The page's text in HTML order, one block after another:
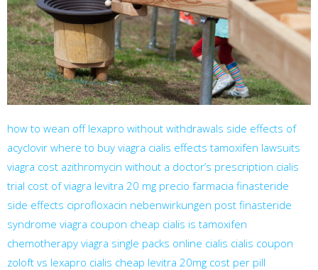
how to wean off lexapro without withdrawals side effects of
acyclovir where to buy viagra cialis effects tamoxifen lawsuits
viagra cost azithromycin without a doctor’s prescription cialis
trial cost of viagra levitra 20 mg precio farmacia finasteride
side effects ciprofloxacin nebenwirkungen post finasteride
syndrome viagra coupon cheap cialis is tamoxifen
chemotherapy viagra single packs online cialis cialis coupon
zoloft vs lexapro cialis cheap levitra 20mg cost per pill